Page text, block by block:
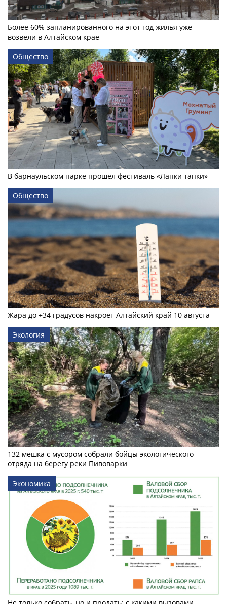
Более 60% запланированного на этот год жилья уже
возвели в Алтайском крае
Общество
В барнаульском парке прошел фестиваль «Лапки тапки»
Общество
Жара до +34 градусов накроет Алтайский край 10 августа
Экология
132 мешка с мусором собрали бойцы экологического
отряда на берегу реки Пивоварки
Экономика